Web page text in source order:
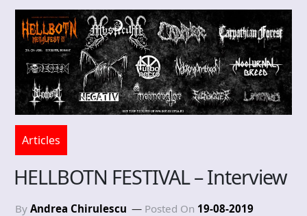
Articles
HELLBOTN FESTIVAL – Interview
By Andrea Chirulescu Posted On 19-08-2019